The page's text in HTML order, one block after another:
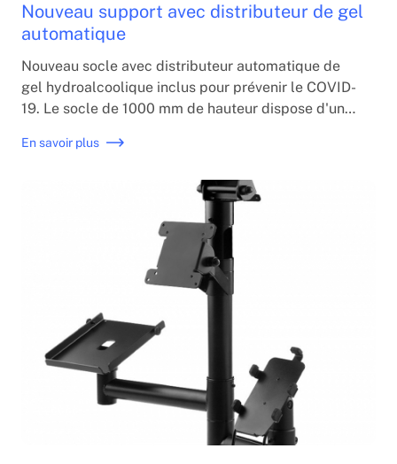
Nouveau support avec distributeur de gel
automatique
Nouveau socle avec distributeur automatique de
gel hydroalcoolique inclus pour prévenir le COVID-
19. Le socle de 1000 mm de hauteur dispose d'une
l'appareil et les plateaux sont réglables.
En savoir plus